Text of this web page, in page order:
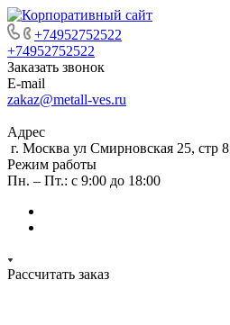
+74952752522
+74952752522
Заказать звонок
E-mail
zakaz@metall-ves.ru
Адрес
г. Москва ул Смирновская 25, стр 8
Режим работы
Пн. – Пт.: с 9:00 до 18:00
Рассчитать заказ